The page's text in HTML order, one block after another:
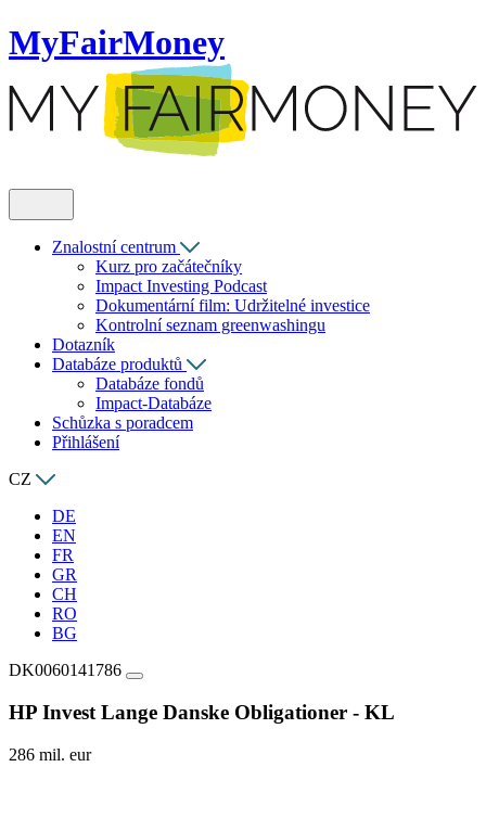
MyFairMoney
Znalostní centrum
Kurz pro začátečníky
Impact Investing Podcast
Dokumentární film: Udržitelné investice
Kontrolní seznam greenwashingu
Dotazník
Databáze produktů
Databáze fondů
Impact-Databáze
Schůzka s poradcem
Přihlášení
CZ
DE
EN
FR
GR
CH
RO
BG
DK0060141786
HP Invest Lange Danske Obligationer - KL
286 mil. eur